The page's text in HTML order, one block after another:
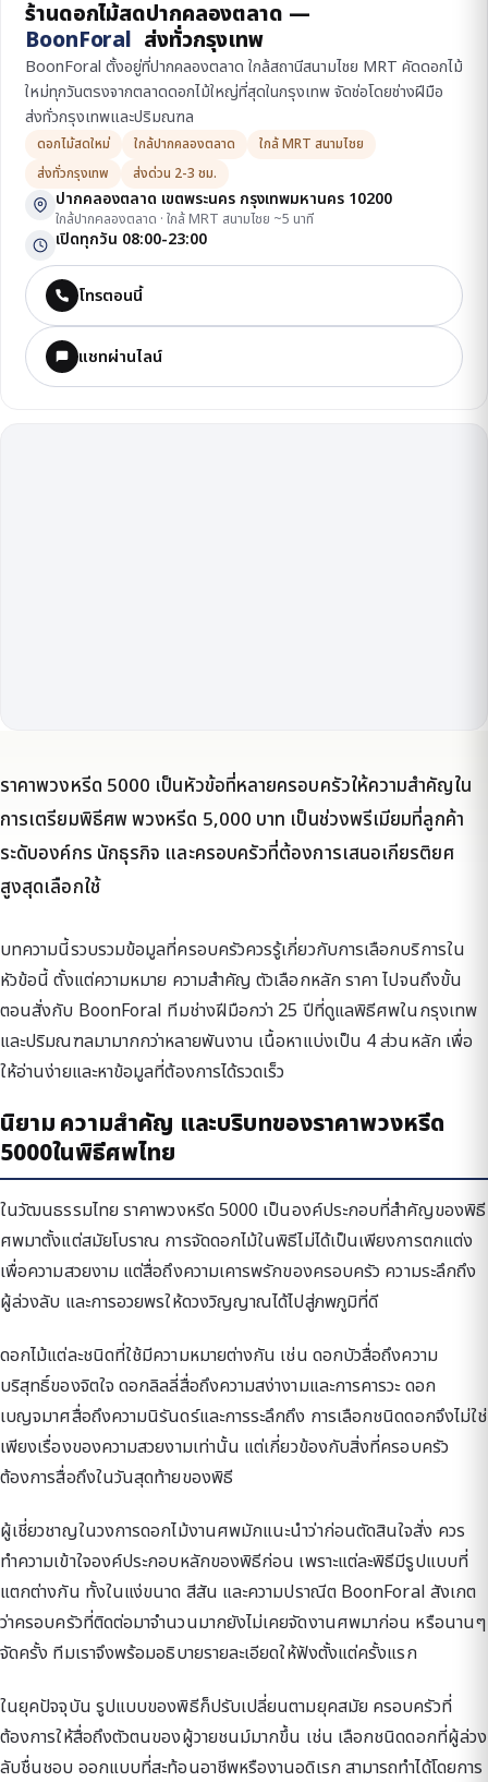
ร้านดอกไม้สดปากคลองตลาด —
BoonForal ส่งทั่วกรุงเทพ
BoonForal ตั้งอยู่ที่ปากคลองตลาด ใกล้สถานีสนามไชย MRT คัดดอกไม้
ใหม่ทุกวันตรงจากตลาดดอกไม้ใหญ่ที่สุดในกรุงเทพ จัดช่อโดยช่างฝีมือ
ส่งทั่วกรุงเทพและปริมณฑล
ดอกไม้สดใหม่ ใกล้ปากคลองตลาด
ใกล้ MRT สนามไชย
ส่งทั่วกรุงเทพ
ส่งด่วน 2-3 ชม.
ปากคลองตลาด เขตพระนคร กรุงเทพมหานคร 10200
ใกล้ปากคลองตลาด · ใกล้ MRT สนามไชย ~5 นาที
เปิดทุกวัน 08:00-23:00
โทรตอนนี้
แชทผ่านไลน์
ราคาพวงหรีด 5000 เป็นหัวข้อที่หลายครอบครัวให้ความสำคัญใน
การเตรียมพิธีศพ พวงหรีด 5,000 บาท เป็นช่วงพรีเมียมที่ลูกค้า
ระดับองค์กร นักธุรกิจ และครอบครัวที่ต้องการเสนอเกียรติยศ
สูงสุดเลือกใช้
บทความนี้รวบรวมข้อมูลที่ครอบครัวควรรู้เกี่ยวกับการเลือกบริการใน
หัวข้อนี้ ตั้งแต่ความหมาย ความสำคัญ ตัวเลือกหลัก ราคา ไปจนถึงขั้น
ตอนสั่งกับ BoonForal ทีมช่างฝีมือกว่า 25 ปีที่ดูแลพิธีศพในกรุงเทพ
และปริมณฑลมามากกว่าหลายพันงาน เนื้อหาแบ่งเป็น 4 ส่วนหลัก เพื่อ
ให้อ่านง่ายและหาข้อมูลที่ต้องการได้รวดเร็ว
นิยาม ความสำคัญ และบริบทของราคาพวงหรีด
5000ในพิธีศพไทย
ในวัฒนธรรมไทย ราคาพวงหรีด 5000 เป็นองค์ประกอบที่สำคัญของพิธี
ศพมาตั้งแต่สมัยโบราณ การจัดดอกไม้ในพิธีไม่ได้เป็นเพียงการตกแต่ง
เพื่อความสวยงาม แต่สื่อถึงความเคารพรักของครอบครัว ความระลึกถึง
ผู้ล่วงลับ และการอวยพรให้ดวงวิญญาณได้ไปสู่ภพภูมิที่ดี
ดอกไม้แต่ละชนิดที่ใช้มีความหมายต่างกัน เช่น ดอกบัวสื่อถึงความ
บริสุทธิ์ของจิตใจ ดอกลิลลี่สื่อถึงความสง่างามและการคารวะ ดอก
เบญจมาศสื่อถึงความนิรันดร์และการระลึกถึง การเลือกชนิดดอกจึงไม่ใช่
เพียงเรื่องของความสวยงามเท่านั้น แต่เกี่ยวข้องกับสิ่งที่ครอบครัว
ต้องการสื่อถึงในวันสุดท้ายของพิธี
ผู้เชี่ยวชาญในวงการดอกไม้งานศพมักแนะนำว่าก่อนตัดสินใจสั่ง ควร
ทำความเข้าใจองค์ประกอบหลักของพิธีก่อน เพราะแต่ละพิธีมีรูปแบบที่
แตกต่างกัน ทั้งในแง่ขนาด สีสัน และความปราณีต BoonForal สังเกต
ว่าครอบครัวที่ติดต่อมาจำนวนมากยังไม่เคยจัดงานศพมาก่อน หรือนานๆ
จัดครั้ง ทีมเราจึงพร้อมอธิบายรายละเอียดให้ฟังตั้งแต่ครั้งแรก
ในยุคปัจจุบัน รูปแบบของพิธีก็ปรับเปลี่ยนตามยุคสมัย ครอบครัวที่
ต้องการให้สื่อถึงตัวตนของผู้วายชนม์มากขึ้น เช่น เลือกชนิดดอกที่ผู้ล่วง
ลับชื่นชอบ ออกแบบที่สะท้อนอาชีพหรืองานอดิเรก สามารถทำได้โดยการ